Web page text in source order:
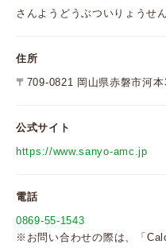
さんようどうぶついりょうせ
住所
〒709-0821 岡山県赤磐市河
公式サイト
https://www.sanyo-amc.jp
電話
0869-55-1543
※お問い合わせの際は、「